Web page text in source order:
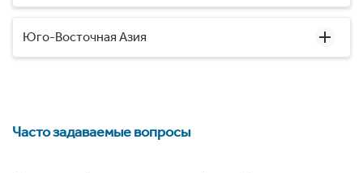
Юго-Восточная Азия
Часто задаваемые вопросы